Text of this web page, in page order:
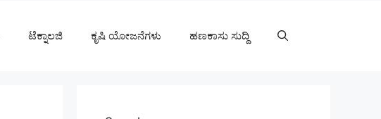
ಟೆಕ್ನಾಲಜಿ ಕೃಷಿ ಯೋಜನೆಗಳು ಹಣಕಾಸು ಸುದ್ದಿ